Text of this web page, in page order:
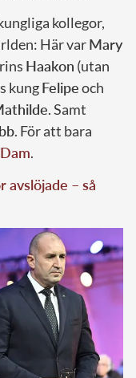
kollegor,
Här varMary
Haakon (utan
kungFelipeoch
. Samt
. För att bara
.
avslöjade – så